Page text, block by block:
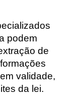
podem
de
validade,
da lei.